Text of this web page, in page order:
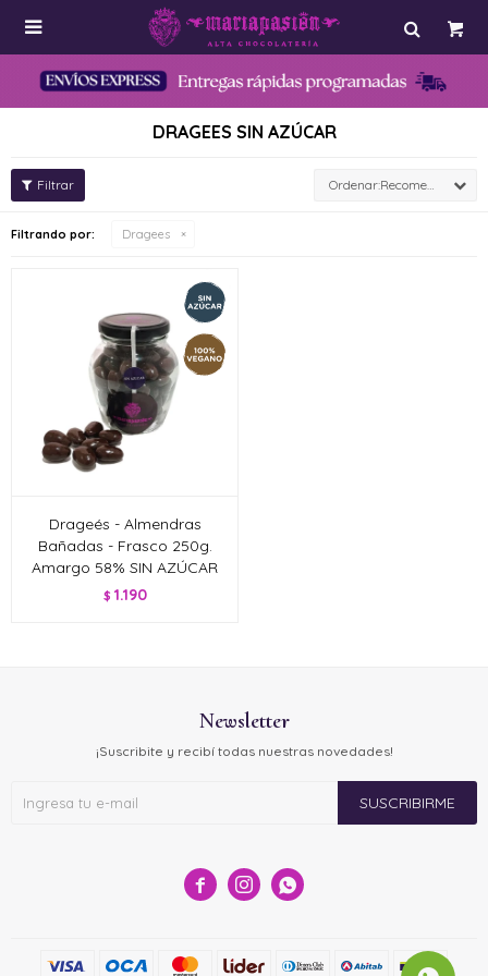

DRAGEES SIN AZÚCAR
Recomendados
Filtrando por: Dragees
Drageés - Almendras
Bañadas - Frasco 250g.
Amargo 58% SIN AZÚCAR
$ 1.190
  
Newsletter
¡Suscribite y recibí todas nuestras novedades!
SUSCRIBIRME